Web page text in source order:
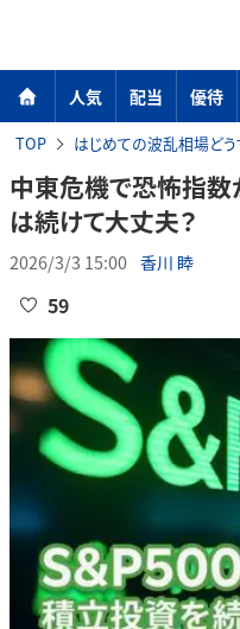
人気 配当 優待
TOP はじめての波乱相場どう
中東危機で恐怖指数
は続けて大丈夫？
2026/3/3 15:00 香川 睦
59